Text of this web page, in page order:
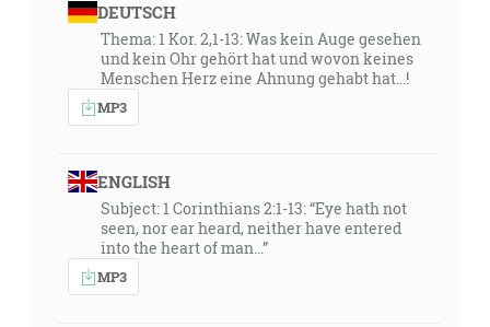
DEUTSCH
Thema: 1 Kor. 2,1-13: Was kein Auge gesehen
und kein Ohr gehört hat und wovon keines
Menschen Herz eine Ahnung gehabt hat...!
MP3
ENGLISH
Subject: 1 Corinthians 2:1-13: “Eye hath not
seen, nor ear heard, neither have entered
into the heart of man...”
MP3